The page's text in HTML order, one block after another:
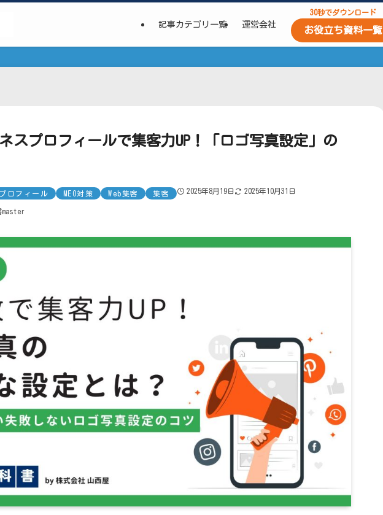
記事カテゴリ一覧 運営会社
30秒でダウンロード
お役立ち資料一覧
スプロフィールで集客力UP！「ロゴ写真設定」の
ロフィール MEO対策 Web集客 集客 2025年8月19日 2025年10月31日
master